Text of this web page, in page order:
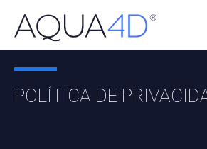
POLÍTICA DE